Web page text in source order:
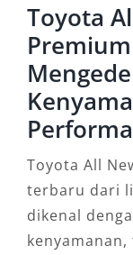
Toyota
Performa
Toyota All
terbaru dari
dikenal